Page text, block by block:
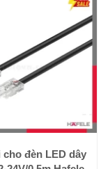
cho đèn LED dây